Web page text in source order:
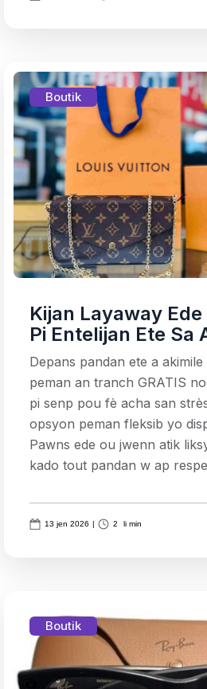
Boutik
Kijan Layaway Ede
Pi Entelijan Ete Sa
Depans pandan ete a
peman an tranch GRATIS
pi senp pou fè acha san
opsyon peman fleksib yo
Pawns ede ou jwenn atik
kado tout pandan w ap
13 jen 2026 | 2 li min
Boutik